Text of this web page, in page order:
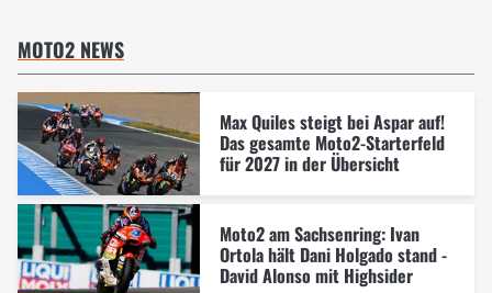
MOTO2 NEWS
Max Quiles steigt bei Aspar auf!
Das gesamte Moto2-Starterfeld
für 2027 in der Übersicht
Moto2 am Sachsenring: Ivan
Ortola hält Dani Holgado stand -
David Alonso mit Highsider